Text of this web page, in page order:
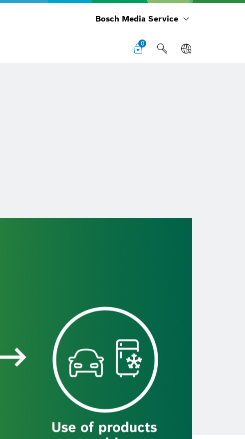
Bosch Media Service
0